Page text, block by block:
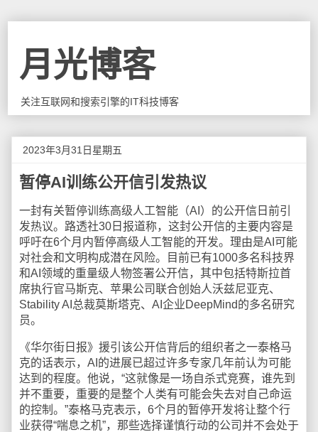
月光博客
关注互联网和搜索引擎的IT科技博客
2023年3月31日星期五
暂停AI训练公开信引发热议
一封有关暂停训练高级人工智能（AI）的公开信日前引
发热议。路透社30日报道称，这封公开信的主要内容是
呼吁在6个月内暂停高级人工智能的开发。理由是AI可能
对社会和文明构成潜在风险。目前已有1000多名科技界
和AI领域的重量级人物签署公开信，其中包括特斯拉首
席执行官马斯克、苹果公司联合创始人沃兹尼亚克、
Stability AI总裁莫斯塔克、AI企业DeepMind的多名研究
员。
《华尔街日报》援引该公开信背后的组织者之一泰格马
克的话表示，AI的进展已超过许多专家几年前认为可能
达到的程度。他说，“这就像是一场自杀式竞赛，谁先到
并不重要，重要的是整个人类有可能会失去对自己命运
的控制。”泰格马克表示，6个月的暂停开发将让整个行
业获得“喘息之机”，那些选择谨慎行动的公司并不会处于